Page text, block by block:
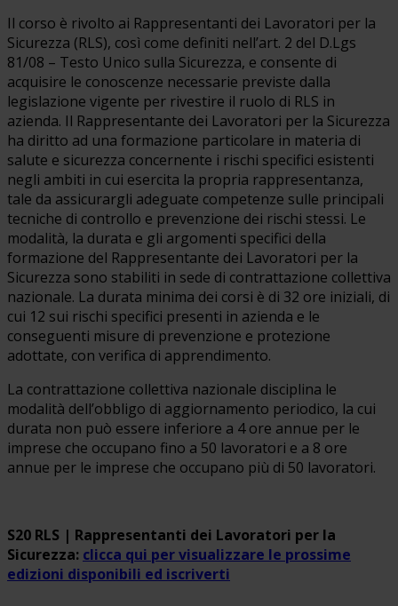
Il corso è rivolto ai Rappresentanti dei Lavoratori per la
Sicurezza (RLS), così come definiti nell’art. 2 del D.Lgs
81/08 – Testo Unico sulla Sicurezza, e consente di
acquisire le conoscenze necessarie previste dalla
legislazione vigente per rivestire il ruolo di RLS in
azienda. Il Rappresentante dei Lavoratori per la Sicurezza
ha diritto ad una formazione particolare in materia di
salute e sicurezza concernente i rischi specifici esistenti
negli ambiti in cui esercita la propria rappresentanza,
tale da assicurargli adeguate competenze sulle principali
tecniche di controllo e prevenzione dei rischi stessi. Le
modalità, la durata e gli argomenti specifici della
formazione del Rappresentante dei Lavoratori per la
Sicurezza sono stabiliti in sede di contrattazione collettiva
nazionale. La durata minima dei corsi è di 32 ore iniziali, di
cui 12 sui rischi specifici presenti in azienda e le
conseguenti misure di prevenzione e protezione
adottate, con verifica di apprendimento.
La contrattazione collettiva nazionale disciplina le
modalità dell’obbligo di aggiornamento periodico, la cui
durata non può essere inferiore a 4 ore annue per le
imprese che occupano fino a 50 lavoratori e a 8 ore
annue per le imprese che occupano più di 50 lavoratori.
S20 RLS | Rappresentanti dei Lavoratori per la
Sicurezza: clicca qui per visualizzare le prossime
edizioni disponibili ed iscriverti